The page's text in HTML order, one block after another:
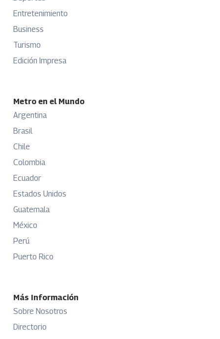
Entretenimiento
Business
Turismo
Edición Impresa
Metro en el Mundo
Argentina
Brasil
Chile
Colombia
Ecuador
Estados Unidos
Guatemala
México
Perú
Puerto Rico
Más Información
Sobre Nosotros
Directorio